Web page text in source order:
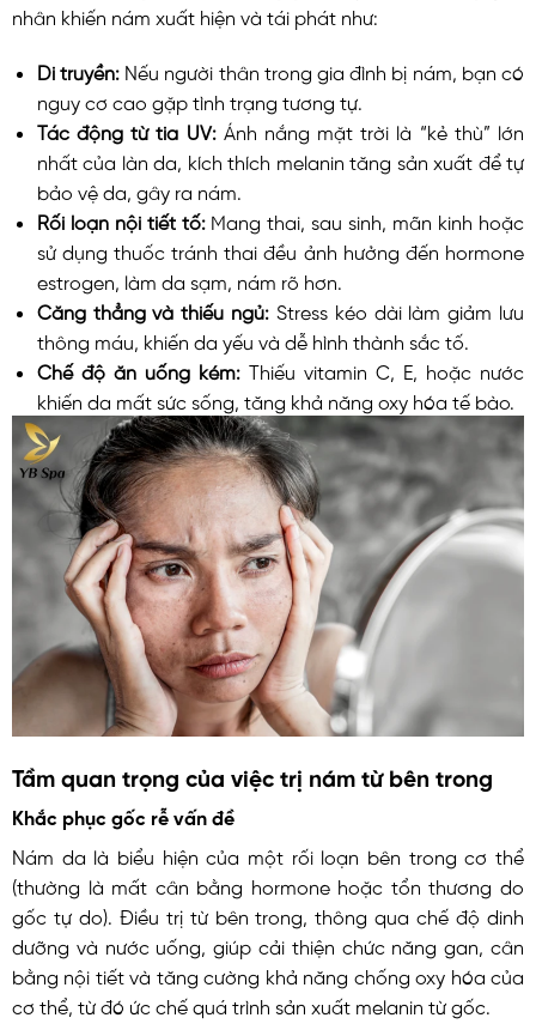
nhân khiến nám xuất hiện và tái phát như:
Di truyền: Nếu người thân trong gia đình bị nám, bạn có
nguy cơ cao gặp tình trạng tương tự.
Tác động từ tia UV: Ánh nắng mặt trời là “kẻ thù” lớn
nhất của làn da, kích thích melanin tăng sản xuất để tự
bảo vệ da, gây ra nám.
Rối loạn nội tiết tố: Mang thai, sau sinh, mãn kinh hoặc
sử dụng thuốc tránh thai đều ảnh hưởng đến hormone
estrogen, làm da sạm, nám rõ hơn.
Căng thẳng và thiếu ngủ: Stress kéo dài làm giảm lưu
thông máu, khiến da yếu và dễ hình thành sắc tố.
Chế độ ăn uống kém: Thiếu vitamin C, E, hoặc nước
khiến da mất sức sống, tăng khả năng oxy hóa tế bào.
Tầm quan trọng của việc trị nám từ bên trong
Khắc phục gốc rễ vấn đề
Nám da là biểu hiện của một rối loạn bên trong cơ thể
(thường là mất cân bằng hormone hoặc tổn thương do
gốc tự do). Điều trị từ bên trong, thông qua chế độ dinh
dưỡng và nước uống, giúp cải thiện chức năng gan, cân
bằng nội tiết và tăng cường khả năng chống oxy hóa của
cơ thể, từ đó ức chế quá trình sản xuất melanin từ gốc.